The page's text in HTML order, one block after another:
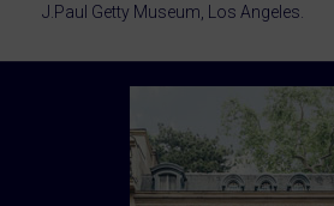
J.Paul Getty Museum, Los Angeles.